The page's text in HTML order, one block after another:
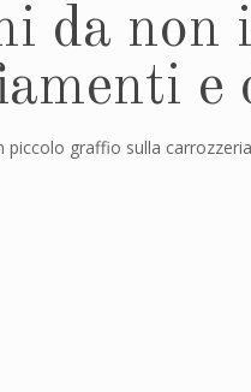
da non
e
graffio sulla